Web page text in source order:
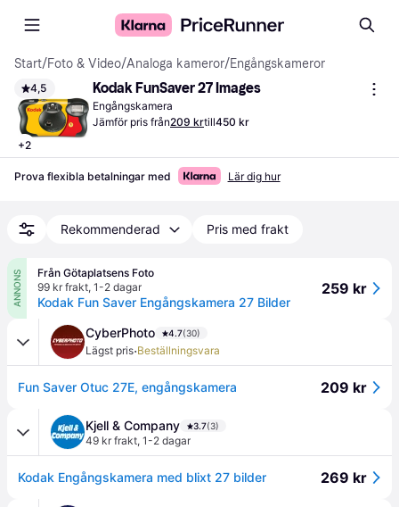
Start/Foto & Video/Analoga kameror/Engångskameror
4,5
+2
Kodak FunSaver 27 Images
Engångskamera
Jämför pris från209 krtill450 kr
Prova flexibla betalningar med Lär dig hur
Rekommenderad Pris med frakt
ANNONS
Från Götaplatsens Foto
99 kr frakt, 1-2 dagar
Kodak Fun Saver Engångskamera 27 Bilder
259 kr
CyberPhoto 4.7(30)
Lägst pris·Beställningsvara
Fun Saver Otuc 27E, engångskamera 209 kr
Kjell & Company 3.7(3)
49 kr frakt, 1-2 dagar
Kodak Engångskamera med blixt 27 bilder 269 kr